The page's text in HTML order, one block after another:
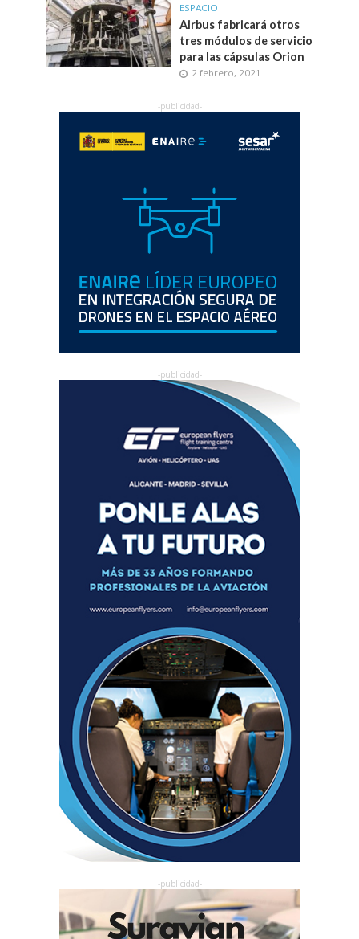
ESPACIO
Airbus fabricará otros
tres módulos de servicio
para las cápsulas Orion
2 febrero, 2021